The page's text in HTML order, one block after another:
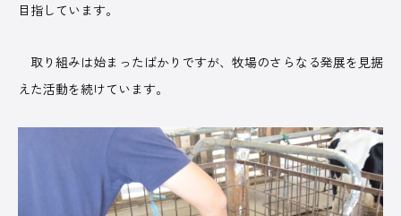
目指しています。
取り組みは始まったばかりですが、牧場のさらなる発展を見据
えた活動を続けています。